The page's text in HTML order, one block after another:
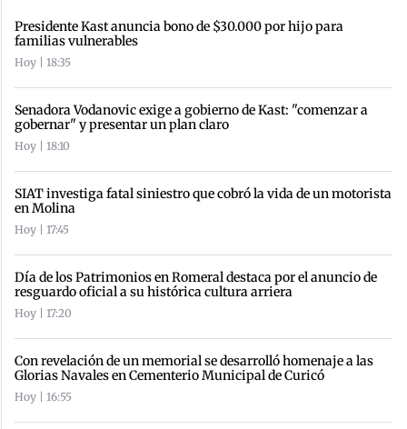
Presidente Kast anuncia bono de $30.000 por hijo para
familias vulnerables
Hoy | 18:35
Senadora Vodanovic exige a gobierno de Kast: "comenzar a
gobernar" y presentar un plan claro
Hoy | 18:10
SIAT investiga fatal siniestro que cobró la vida de un motorista
en Molina
Hoy | 17:45
Día de los Patrimonios en Romeral destaca por el anuncio de
resguardo oficial a su histórica cultura arriera
Hoy | 17:20
Con revelación de un memorial se desarrolló homenaje a las
Glorias Navales en Cementerio Municipal de Curicó
Hoy | 16:55